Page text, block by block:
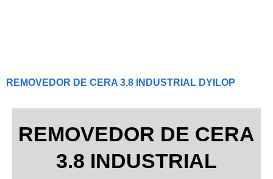
REMOVEDOR DE CERA 3.8 INDUSTRIAL DYILOP
REMOVEDOR DE CERA
3.8 INDUSTRIAL